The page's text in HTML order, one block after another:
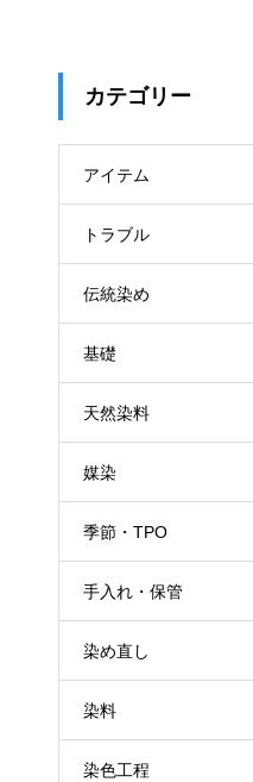
カテゴリー
アイテム
トラブル
伝統染め
基礎
天然染料
媒染
季節・TPO
手入れ・保管
染め直し
染料
染色工程